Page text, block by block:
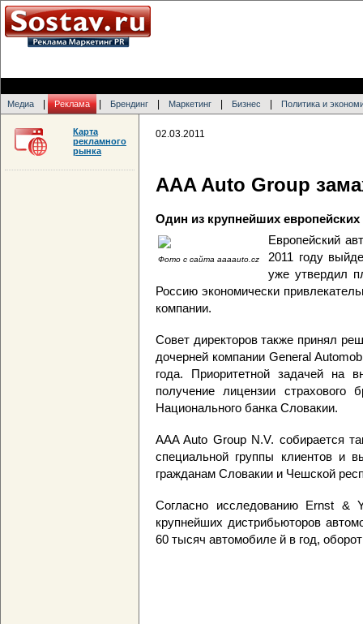
Медиа Реклама Брендинг Маркетинг Бизнес Политика и
02.03.2011
AAA Auto Group
Один из крупнейших
Фото с сайта aaaauto.cz
Европейский
2011 году
уже утвердил
Россию экономически
компании.
Совет директоров также принял
дочерней компании General
года. Приоритетной задачей на
получение лицензии страхового
Национального банка Словакии.
AAA Auto Group N.V. собирается
специальной группы клиентов и
гражданам Словакии и Чешской
Согласно исследованию Ernst &
крупнейших дистрибьюторов
60 тысяч автомобиле й в год,
Карта
рекламного
рынка